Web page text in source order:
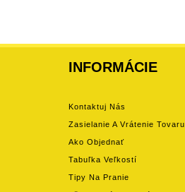
INFORMÁCIE
Kontaktuj Nás
Zasielanie A Vrátenie Tovaru
Ako Objednať
Tabuľka Veľkostí
Tipy Na Pranie